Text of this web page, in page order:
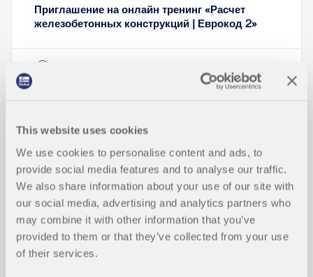
This website uses cookies
We use cookies to personalise content and ads, to
provide social media features and to analyse our traffic.
We also share information about your use of our site with
our social media, advertising and analytics partners who
may combine it with other information that you’ve
provided to them or that they’ve collected from your use
of their services.
Приглашение на онлайн тренинг «Расчет
железобетонных конструкций | Еврокод 2»
Модели для скачивания
5925x
Железобетонное здание